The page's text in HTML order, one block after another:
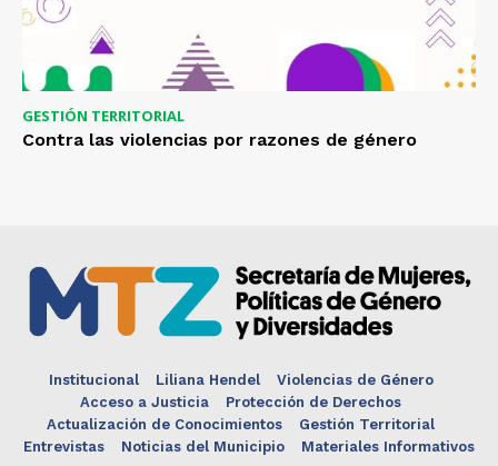
GESTIÓN TERRITORIAL
Contra las violencias por razones de género
Institucional Liliana Hendel
Violencias de Género
Acceso a Justicia
Protección de Derechos
Actualización de Conocimientos
Gestión Territorial
Entrevistas
Noticias del Municipio Materiales Informativos